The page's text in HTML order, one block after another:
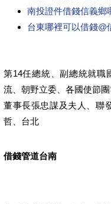
南投證件借錢信義鄉
台東哪裡可以借錢@
第14任總統、副總統就職
流、朝野立委、各國使節
董事長張忠謀及夫人、聯
哲、台北
借錢管道台南